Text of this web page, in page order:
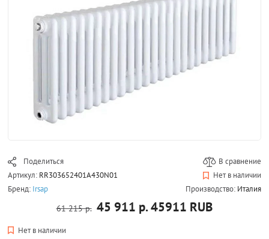
Поделиться
В сравнение
Артикул: RR303652401A430N01
Нет в наличии
Бренд: Irsap Производство: Италия
61 215 р. 45 911 р.45911 RUB
Нет в наличии